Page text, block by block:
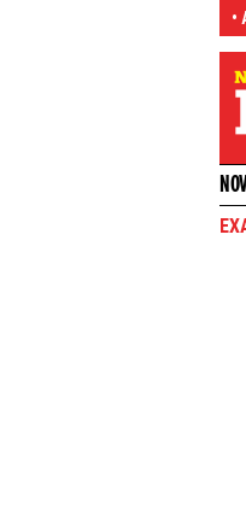
•
eksplodirao, pa se obratio